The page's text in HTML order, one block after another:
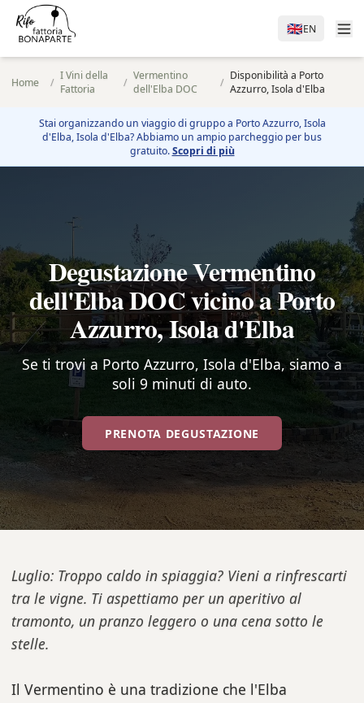
🇬🇧EN
Home / I Vini della
Fattoria
/ Vermentino
dell'Elba DOC
/ Disponibilità a Porto
Azzurro, Isola d'Elba
Stai organizzando un viaggio di gruppo a Porto Azzurro, Isola
d'Elba, Isola d'Elba? Abbiamo un ampio parcheggio per bus
gratuito. Scopri di più
Degustazione Vermentino
dell'Elba DOC vicino a Porto
Azzurro, Isola d'Elba
Se ti trovi a Porto Azzurro, Isola d'Elba, siamo a
soli 9 minuti di auto.
PRENOTA DEGUSTAZIONE
Luglio: Troppo caldo in spiaggia? Vieni a rinfrescarti
tra le vigne. Ti aspettiamo per un aperitivo al
tramonto, un pranzo leggero o una cena sotto le
stelle.
Il Vermentino è una tradizione che l'Elba